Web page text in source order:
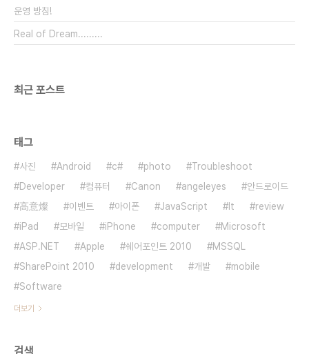
운영 방침!
Real of Dream.........
최근 포스트
태그
사진 Android c# photo
Troubleshoot
Developer
컴퓨터 Canon angeleyes
안드로이드
高意燦
이벤트 아이폰 JavaScript It
review
iPad
모바일 iPhone computer
Microsoft
ASP.NET
Apple 쉐어포인트 2010
MSSQL
SharePoint 2010
development 개발
mobile
Software
더보기
검색